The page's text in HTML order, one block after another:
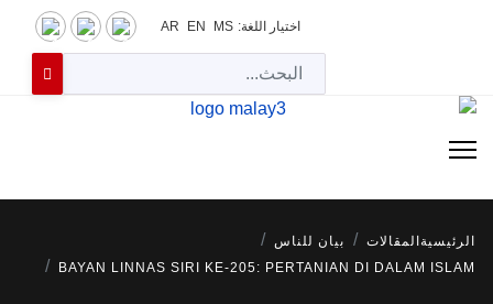
اختيار اللغة: MS
EN
AR
الرئيسيةالمقالات
بيان للناس
BAYAN LINNAS SIRI KE-205: PERTANIAN DI DALAM ISLAM